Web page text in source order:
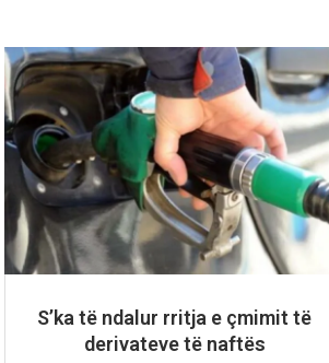
S’ka të ndalur rritja e çmimit të
derivateve të naftës